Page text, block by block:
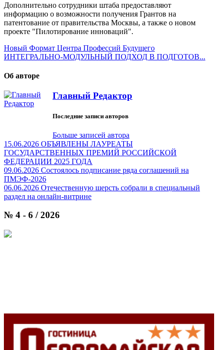
Дополнительно сотрудники штаба предоставляют
информацию о возможности получения Грантов на
патентование от правительства Москвы, а также о новом
проекте "Пилотирование инноваций".
Новый Формат Центра Профессий Будущего
ИНТЕГРАЛЬНО-МОДУЛЬНЫЙ ПОДХОД В ПОДГОТОВ...
Об авторе
Главный Редактор
Последние записи авторов
Больше записей автора
15.06.2026 ОБЪЯВЛЕНЫ ЛАУРЕАТЫ
ГОСУДАРСТВЕННЫХ ПРЕМИЙ РОССИЙСКОЙ
ФЕДЕРАЦИИ 2025 ГОДА
09.06.2026 Состоялось подписание ряда соглашений на
ПМЭФ-2026
06.06.2026 Отечественную шерсть собрали в специальный
раздел на онлайн-витрине
№ 4 - 6 / 2026